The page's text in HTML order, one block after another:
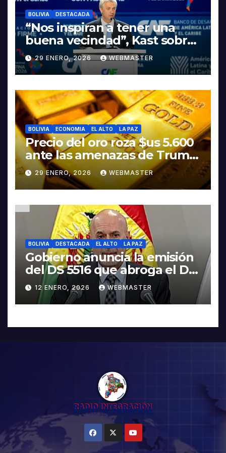
BOLIVIA DESTACADA
“Nos inspiran a tener una
buena vecindad”, Kast sobre
discurso del presidente
Rodrigo Paz
29 ENERO, 2026 WEBMASTER
BOLIVIA ECONOMIA EL ALTO LA PAZ
Precio del oro roza $us 5.600
ante las amenazas de Trump
contra Irán
29 ENERO, 2026 WEBMASTER
BOLIVIA DESTACADA EL ALTO LA PAZ
Gobierno anuncia la emisión
del DS 5516 que abroga el DS
5503
12 ENERO, 2026 WEBMASTER